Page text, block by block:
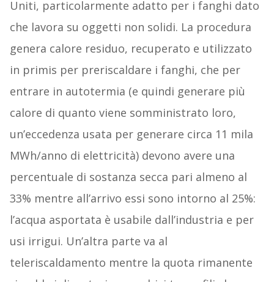
Uniti, particolarmente adatto per i fanghi dato
che lavora su oggetti non solidi. La procedura
genera calore residuo, recuperato e utilizzato
in primis per preriscaldare i fanghi, che per
entrare in autotermia (e quindi generare più
calore di quanto viene somministrato loro,
un’eccedenza usata per generare circa 11 mila
MWh/anno di elettricità) devono avere una
percentuale di sostanza secca pari almeno al
33% mentre all’arrivo essi sono intorno al 25%:
l’acqua asportata è usabile dall’industria e per
usi irrigui. Un’altra parte va al
teleriscaldamento mentre la quota rimanente